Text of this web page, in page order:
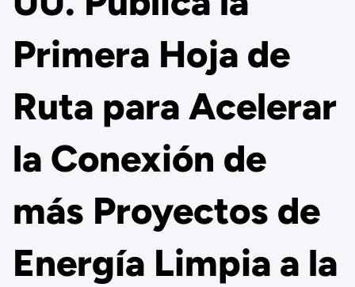
Primera Hoja de
Ruta para Acelerar
la Conexión de
más Proyectos de
Energía Limpia a la